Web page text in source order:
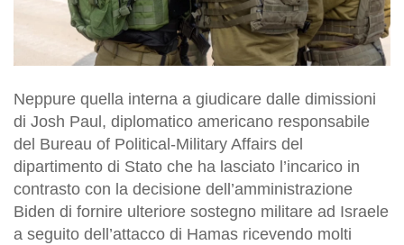
Neppure quella interna a giudicare dalle dimissioni
di Josh Paul, diplomatico americano responsabile
del Bureau of Political-Military Affairs del
dipartimento di Stato che ha lasciato l’incarico in
contrasto con la decisione dell’amministrazione
Biden di fornire ulteriore sostegno militare ad Israele
a seguito dell’attacco di Hamas ricevendo molti